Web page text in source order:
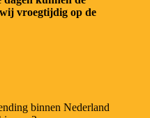
vroegtijdig op de
binnen Nederland